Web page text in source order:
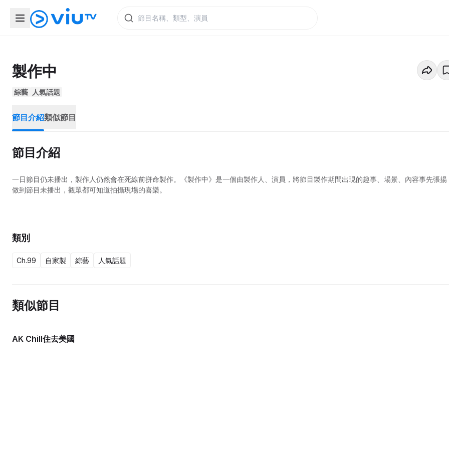
製作中
綜藝 人氣話題
節目介紹類似節目
節目介紹
一日節目仍未播出，製作人仍然會在死線前拼命製作。《製作中》是一個由製作人、演員，將節目製作期間出現的趣事、場景、內容事先張揚
做到節目未播出，觀眾都可知道拍攝現場的喜樂。
類別
Ch.99 自家製 綜藝 人氣話題
類似節目
AK Chill住去美國